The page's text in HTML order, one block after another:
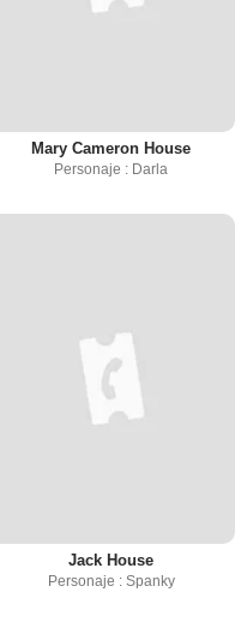
Mary Cameron House
Personaje : Darla
Jack House
Personaje : Spanky